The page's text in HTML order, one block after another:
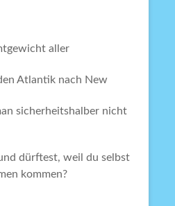
aller
Atlantik nach New
sicherheitshalber nicht
dürftest, weil du selbst
kommen?